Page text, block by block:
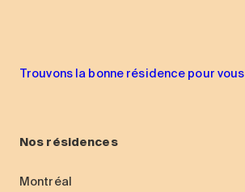
Trouvons la bonne résidence pour vous
Nos résidences
Montréal